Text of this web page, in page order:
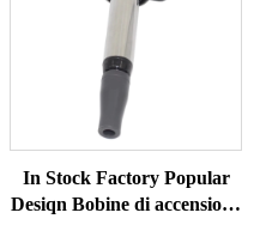
In Stock Factory Popular
Desiqn Bobine di accensione